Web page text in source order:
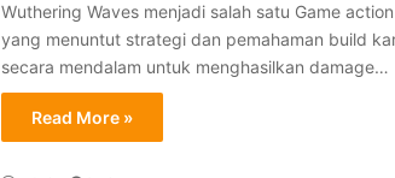
Wuthering Waves menjadi salah satu Game action
yang menuntut strategi dan pemahaman build
secara mendalam untuk menghasilkan damage…
Read More »